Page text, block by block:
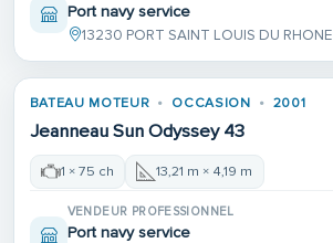
Port navy service
13230 PORT SAINT LOUIS DU RHONE
BATEAU MOTEUR OCCASION 2001
Jeanneau Sun Odyssey 43
1 × 75 ch 13,21 m × 4,19 m
VENDEUR PROFESSIONNEL
Port navy service